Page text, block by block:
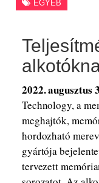
EGYÉB
2022. augusztus
Technology, a
meghajtók,
hordozható
gyártója
tervezett